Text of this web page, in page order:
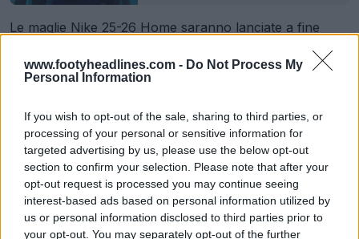
www.footyheadlines.com - Do Not Process My
Personal Information
If you wish to opt-out of the sale, sharing to third parties, or
processing of your personal or sensitive information for
targeted advertising by us, please use the below opt-out
section to confirm your selection. Please note that after your
opt-out request is processed you may continue seeing
interest-based ads based on personal information utilized by
us or personal information disclosed to third parties prior to
your opt-out. You may separately opt-out of the further
Le maglie Nike 25-26 Home saranno lanciate a fine
Ti piacciono le 3 maglie Nike 25-26? Commenta qui
Mostra commenti
Chelsea Inter Milan Nike
Tottenham